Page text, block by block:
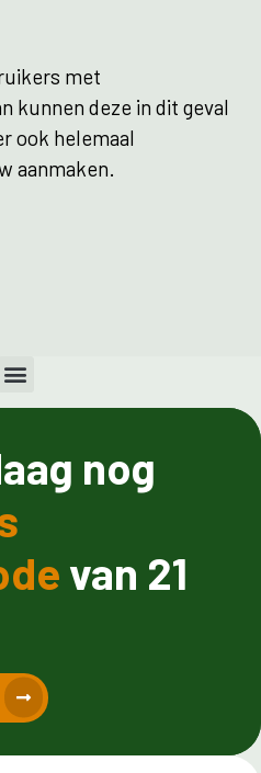
met
kunnen deze in dit geval
ook helemaal
aanmaken.
nog
van 21